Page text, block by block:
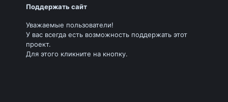
Поддержать сайт
Уважаемые пользователи!
У вас всегда есть возможность поддержать этот
проект.
Для этого кликните на кнопку.